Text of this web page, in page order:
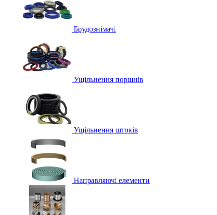
Брудознімачі
Ущільнення поршнів
Ущільнення штоків
Направляючі елементи